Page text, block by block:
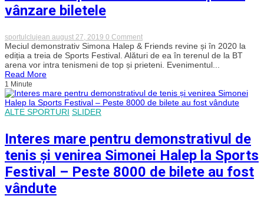
vânzare biletele
sportulclujean august 27, 2019 0 Commenton
Simona
Halep
revine
și
la
ediția
Sports
Festival.
S-
au
pus
în
Meciul demonstrativ Simona Halep & Friends revine și în 2020 la
ediția a treia de Sports Festival. Alături de ea în terenul de la BT
arena vor intra tenismeni de top și prieteni. Evenimentul...
Read More
1 Minute
ALTE SPORTURI SLIDER
Interes mare pentru demonstrativul de
tenis și venirea Simonei Halep la Sports
Festival – Peste 8000 de bilete au fost
vândute